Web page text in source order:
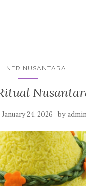
NUSANTARA
January 24, 2026 by